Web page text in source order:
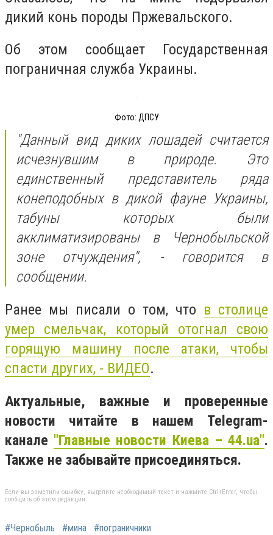
дикий конь породы Пржевальского.
Об этом сообщает Государственная
пограничная служба Украины.
Фото: ДПСУ
"Данный вид диких лошадей считается
исчезнувшим в природе. Это
единственный представитель ряда
конеподобных в дикой фауне Украины,
табуны которых были
акклиматизированы в Чернобыльской
зоне отчуждения", - говорится в
сообщении.
Ранее мы писали о том, что в столице
умер смельчак, который отогнал свою
горящую машину после атаки, чтобы
спасти других, - ВИДЕО.
Актуальные, важные и проверенные
новости читайте в нашем Telegram-
канале "Главные новости Киева – 44.ua".
Также не забывайте присоединяться.
Если вы заметили ошибку, выделите необходимый текст и нажмите Ctrl+Enter, чтобы
сообщить об этом редакции
#Чернобыль #мина #пограничники